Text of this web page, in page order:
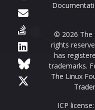
© 2026 The
rights
has
trademarks.
The Linux
ICP